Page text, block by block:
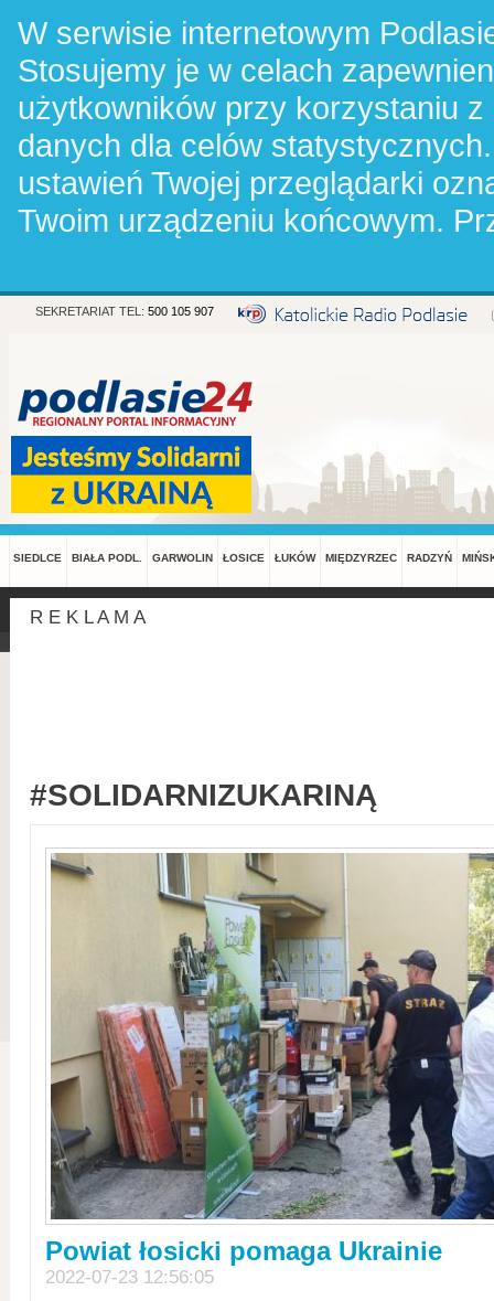
W serwisie internetowym
Stosujemy je w celach
użytkowników przy korzystaniu
danych dla celów
ustawień Twojej przeglądarki
Twoim urządzeniu końcowym.
SEKRETARIAT TEL: 500 105 907
SIEDLCE BIAŁA PODL. GARWOLIN ŁOSICE ŁUKÓW MIĘDZYRZEC RADZYŃ
R E K L A M A
#SOLIDARNIZUKARINĄ
Powiat łosicki pomaga Ukrainie
2022-07-23 12:56:05